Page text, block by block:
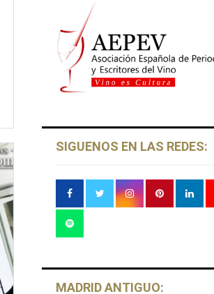
SIGUENOS EN LAS REDES:
MADRID ANTIGUO: